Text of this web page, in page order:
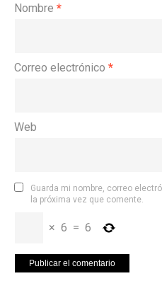
Nombre *
Correo electrónico *
Web
Guarda mi nombre, correo
la próxima vez que comente.
× 6 = 6